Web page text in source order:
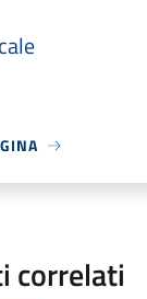
correlati